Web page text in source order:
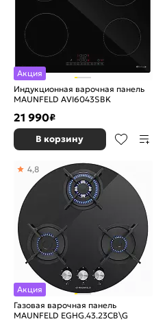
Акция
Индукционная варочная панель
MAUNFELD AVI6043SBK
21 990₽
В корзину
Акция
Газовая варочная панель
MAUNFELD EGHG.43.23CB\G
4,8